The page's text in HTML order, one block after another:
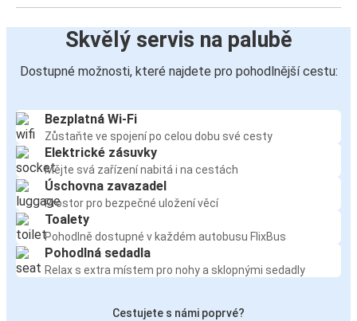
Skvělý servis na palubě
Dostupné možnosti, které najdete pro pohodlnější cestu:
Bezplatná Wi-Fi
Zůstaňte ve spojení po celou dobu své cesty
Elektrické zásuvky
Mějte svá zařízení nabitá i na cestách
Úschovna zavazadel
Prostor pro bezpečné uložení věcí
Toalety
Pohodlně dostupné v každém autobusu FlixBus
Pohodlná sedadla
Relax s extra místem pro nohy a sklopnými sedadly
Cestujete s námi poprvé?